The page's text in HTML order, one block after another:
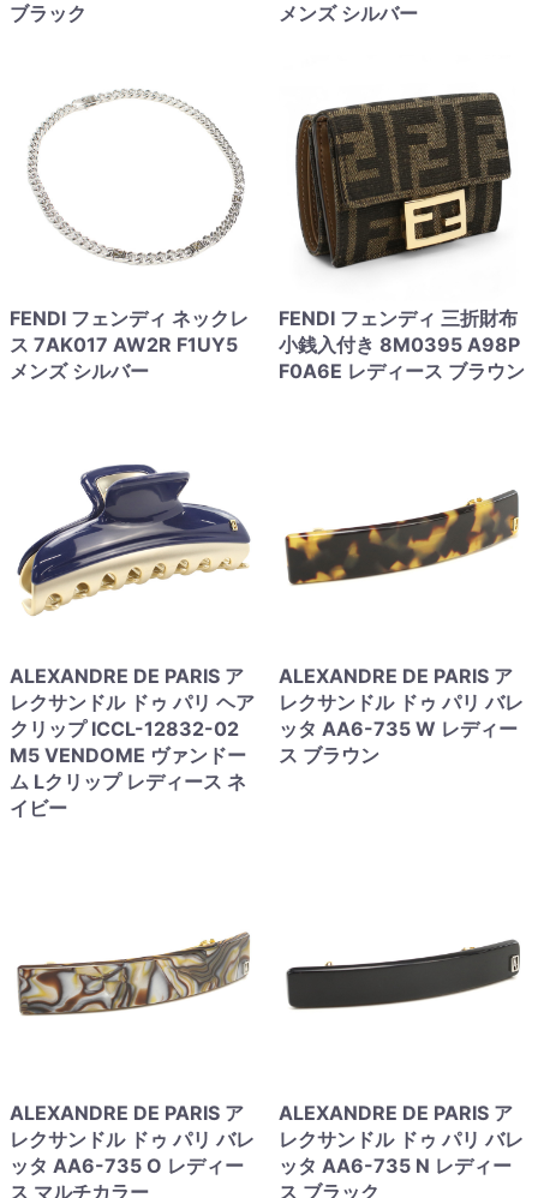
ブラック
メンズ シルバー
FENDI フェンディ ネックレ
ス 7AK017 AW2R F1UY5
メンズ シルバー
FENDI フェンディ 三折財布
小銭入付き 8M0395 A98P
F0A6E レディース ブラウン
ALEXANDRE DE PARIS ア
レクサンドル ドゥ パリ ヘア
クリップ ICCL-12832-02
M5 VENDOME ヴァンドー
ム Lクリップ レディース ネ
イビー
ALEXANDRE DE PARIS ア
レクサンドル ドゥ パリ バレ
ッタ AA6-735 W レディー
ス ブラウン
ALEXANDRE DE PARIS ア
レクサンドル ドゥ パリ バレ
ッタ AA6-735 O レディー
ス マルチカラー
ALEXANDRE DE PARIS ア
レクサンドル ドゥ パリ バレ
ッタ AA6-735 N レディー
ス ブラック